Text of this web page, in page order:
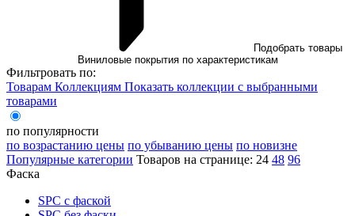
Виниловые покрытия по характеристикам
Фильтровать по:
Товарам Коллекциям Показать коллекции с выбранными
товарами
по популярности
по возрастанию цены по убыванию цены по новизне
Популярные категории Товаров на странице: 24 48 96
Фаска
SPC с фаской